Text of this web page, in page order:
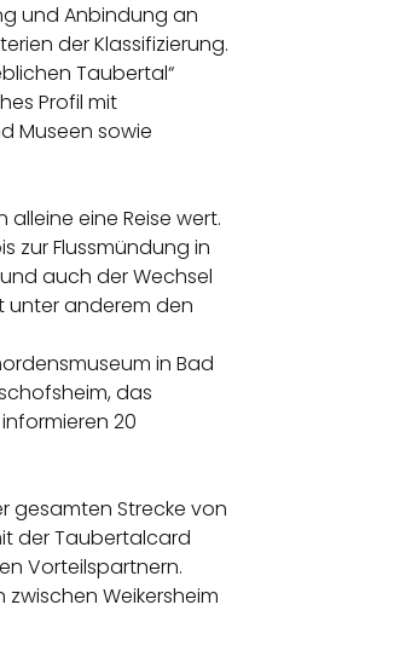
und Anbindung an
der Klassifizierung.
Taubertal“
Profil mit
Museen sowie
eine Reise wert.
zur Flussmündung in
auch der Wechsel
unter anderem den
in Bad
das
20
gesamten Strecke von
der Taubertalcard
Vorteilspartnern.
Weikersheim